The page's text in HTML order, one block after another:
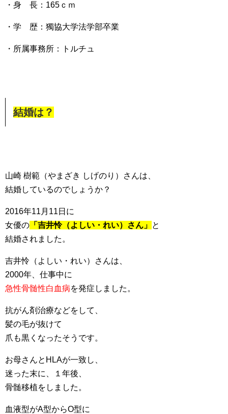
・身 長：165ｃｍ
・学 歴：獨協大学法学部卒業
・所属事務所：トルチュ
結婚は？
山崎 樹範（やまざき しげのり）さんは、
結婚しているのでしょうか？
2016年11月11日に
女優の 「吉井怜（よしい・れい）さん」 と
結婚されました。
吉井怜（よしい・れい）さんは、
2000年、仕事中に
急性骨髄性白血病を発症しました。
抗がん剤治療などをして、
髪の毛が抜けて
爪も黒くなったそうです。
お母さんとHLAが一致し、
迷った末に、１年後、
骨髄移植をしました。
血液型がA型からO型に